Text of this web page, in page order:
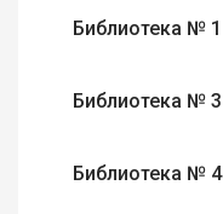
Библиотека № 1
Библиотека № 3
Библиотека № 4